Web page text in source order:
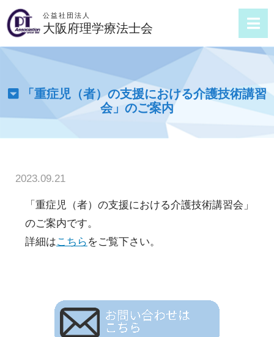
公益社団法人
大阪府理学療法士会
「重症児（者）の支援における介護技術講習
会」のご案内
2023.09.21
「重症児（者）の支援における介護技術講習会」
のご案内です。
詳細はこちら をご覧下さい。